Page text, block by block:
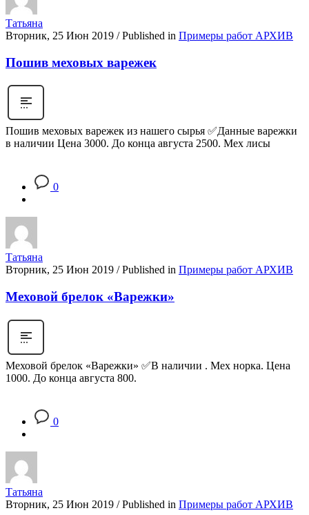
Татьяна
Вторник, 25 Июн 2019 / Published in Примеры работ АРХИВ
Пошив меховых варежек
Пошив меховых варежек из нашего сырья ✅Данные варежки
в наличии Цена 3000. До конца августа 2500. Мех лисы
0
Татьяна
Вторник, 25 Июн 2019 / Published in Примеры работ АРХИВ
Меховой брелок «Варежки»
Меховой брелок «Варежки» ✅В наличии . Мех норка. Цена
1000. До конца августа 800.
0
Татьяна
Вторник, 25 Июн 2019 / Published in Примеры работ АРХИВ